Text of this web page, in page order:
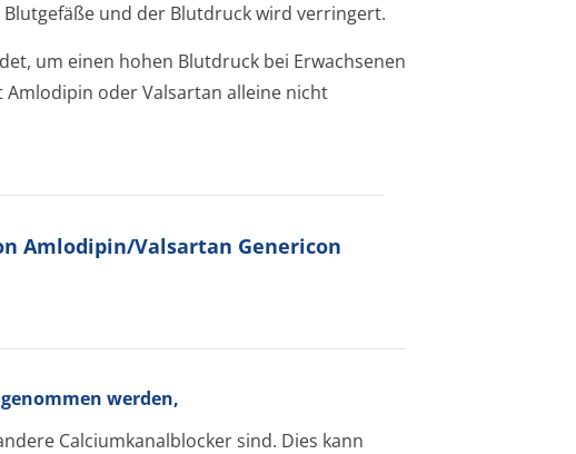
und der Blutdruck wird verringert.
um einen hohen Blutdruck bei Erwachsenen
oder Valsartan alleine nicht
Amlodipin/Valsartan Genericon
werden,
Calciumkanalblocker sind. Dies kann